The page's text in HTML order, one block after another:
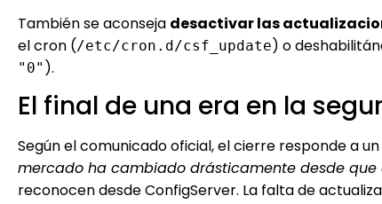
También se aconseja desactivar las
el cron (/etc/cron.d/csf_update) o
"0" ).
El final de una era en la
Según el comunicado oficial, el cierre responde a
mercado ha cambiado drásticamente desde que
reconocen desde ConfigServer. La falta de